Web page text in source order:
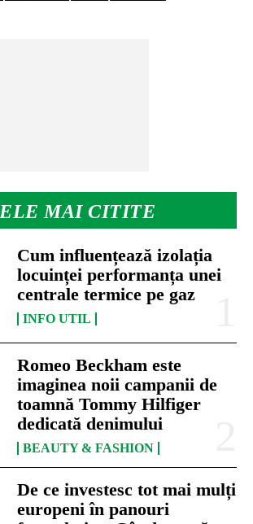
MAI CITITE
Cum influențează izolația
locuinței performanța unei
centrale termice pe gaz
INFO UTIL
Romeo Beckham este
imaginea noii campanii de
toamnă Tommy Hilfiger
dedicată denimului
BEAUTY & FASHION
De ce investesc tot mai mulți
europeni în panouri